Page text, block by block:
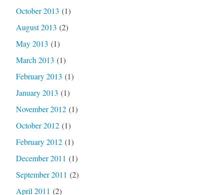
October 2013 (1)
August 2013 (2)
May 2013 (1)
March 2013 (1)
February 2013 (1)
January 2013 (1)
November 2012(1)
October 2012(1)
February 2012(1)
December 2011 (1)
September 2011 (2)
April 2011 (2)